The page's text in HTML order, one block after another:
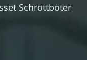
Schrottboter